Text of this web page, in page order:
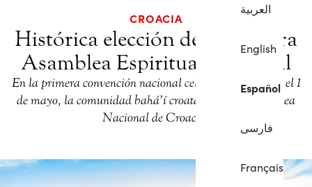
العربية
English
Español
فارسی
Français
CROACIA
Histórica elección de la primera
Asamblea Espiritual Nacional
En la primera convención nacional celebrada en Zagreb el 1
de mayo, la comunidad bahá’í croata eligió la Asamblea
Nacional de Croacia.